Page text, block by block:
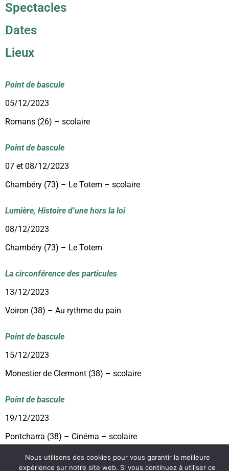
Spectacles
Dates
Lieux
Point de bascule
05/12/2023
Romans (26) – scolaire
Point de bascule
07 et 08/12/2023
Chambéry (73) – Le Totem – scolaire
Lumière, Histoire d’une hors la loi
08/12/2023
Chambéry (73) – Le Totem
La circonférence des particules
13/12/2023
Voiron (38) – Au rythme du pain
Point de bascule
15/12/2023
Monestier de Clermont (38) – scolaire
Point de bascule
19/12/2023
Pontcharra (38) – Cinéma – scolaire
© 2023 Le Gravillon | Tous droits réservés
Nous utilisons des cookies pour vous garantir la meilleure
expérience sur notre site web. Si vous continuez à utiliser ce